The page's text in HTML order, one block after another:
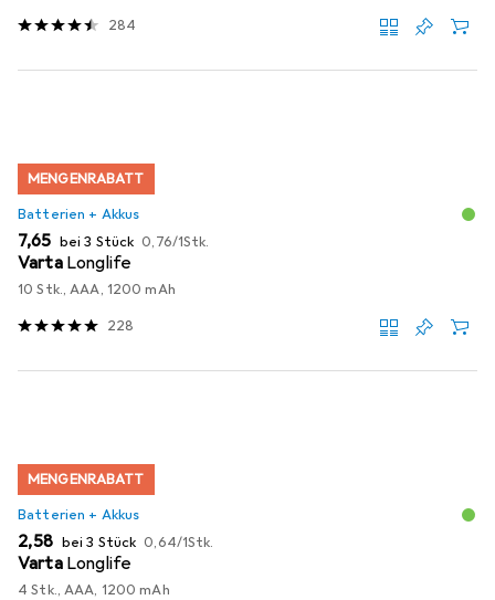
284
MENGENRABATT
Batterien + Akkus
EUR
7,65 bei 3 Stück EUR
0,76/1Stk.
Varta Longlife
10 Stk., AAA, 1200 mAh
228
MENGENRABATT
Batterien + Akkus
EUR
2,58 bei 3 Stück EUR
0,64/1Stk.
Varta Longlife
4 Stk., AAA, 1200 mAh